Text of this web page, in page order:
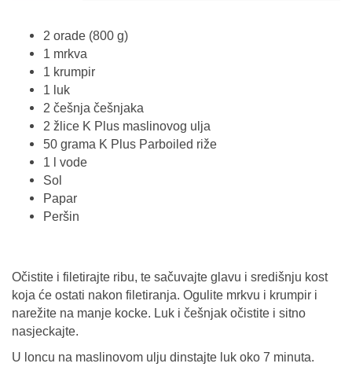
2 orade (800 g)
1 mrkva
1 krumpir
1 luk
2 češnja češnjaka
2 žlice K Plus maslinovog ulja
50 grama K Plus Parboiled riže
1 l vode
Sol
Papar
Peršin
Očistite i filetirajte ribu, te sačuvajte glavu i središnju kost
koja će ostati nakon filetiranja. Ogulite mrkvu i krumpir i
narežite na manje kocke. Luk i češnjak očistite i sitno
nasjeckajte.
U loncu na maslinovom ulju dinstajte luk oko 7 minuta.